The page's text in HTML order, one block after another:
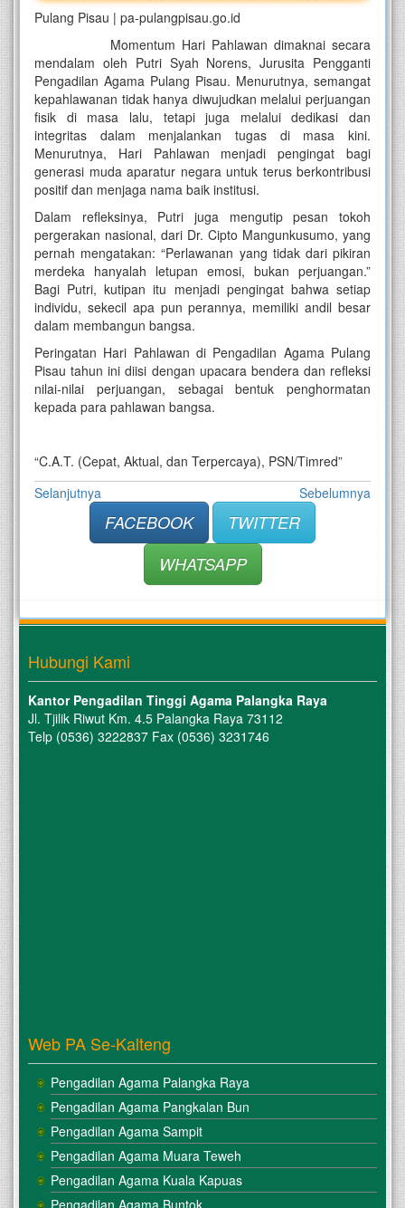
Pulang Pisau | pa-pulangpisau.go.id
Momentum Hari Pahlawan dimaknai secara
mendalam oleh Putri Syah Norens, Jurusita Pengganti
Pengadilan Agama Pulang Pisau. Menurutnya, semangat
kepahlawanan tidak hanya diwujudkan melalui perjuangan
fisik di masa lalu, tetapi juga melalui dedikasi dan
integritas dalam menjalankan tugas di masa kini.
Menurutnya, Hari Pahlawan menjadi pengingat bagi
generasi muda aparatur negara untuk terus berkontribusi
positif dan menjaga nama baik institusi.
Dalam refleksinya, Putri juga mengutip pesan tokoh
pergerakan nasional, dari Dr. Cipto Mangunkusumo, yang
pernah mengatakan: “Perlawanan yang tidak dari pikiran
merdeka hanyalah letupan emosi, bukan perjuangan.”
Bagi Putri, kutipan itu menjadi pengingat bahwa setiap
individu, sekecil apa pun perannya, memiliki andil besar
dalam membangun bangsa.
Peringatan Hari Pahlawan di Pengadilan Agama Pulang
Pisau tahun ini diisi dengan upacara bendera dan refleksi
nilai-nilai perjuangan, sebagai bentuk penghormatan
kepada para pahlawan bangsa.
“C.A.T. (Cepat, Aktual, dan Terpercaya), PSN/Timred”
Selanjutnya
Sebelumnya
FACEBOOK
TWITTER
WHATSAPP
Hubungi Kami
Kantor Pengadilan Tinggi Agama Palangka Raya
Jl. Tjilik Riwut Km. 4.5 Palangka Raya 73112
Telp (0536) 3222837 Fax (0536) 3231746
Web PA Se-Kalteng
Pengadilan Agama Palangka Raya
Pengadilan Agama Pangkalan Bun
Pengadilan Agama Sampit
Pengadilan Agama Muara Teweh
Pengadilan Agama Kuala Kapuas